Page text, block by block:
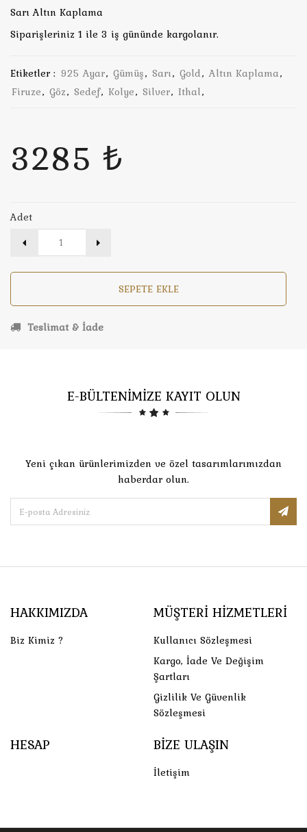
Sarı Altın Kaplama
Siparişleriniz 1 ile 3 iş gününde kargolanır.
Etiketler : 925 Ayar, Gümüş, Sarı, Gold, Altın Kaplama,
Firuze, Göz, Sedef, Kolye, Silver, Ithal,
3285 ₺
Adet
SEPETE EKLE
Teslimat & İade
E-BÜLTENİMİZE KAYIT OLUN
Yeni çıkan ürünlerimizden ve özel tasarımlarımızdan
haberdar olun.
HAKKIMIZDA
Biz Kimiz ?
MÜŞTERI HIZMETLERI
Kullanıcı Sözleşmesi
Kargo, İade Ve Değişim
Şartları
Gizlilik Ve Güvenlik
Sözleşmesi
HESAP BIZE ULAŞIN
İletişim